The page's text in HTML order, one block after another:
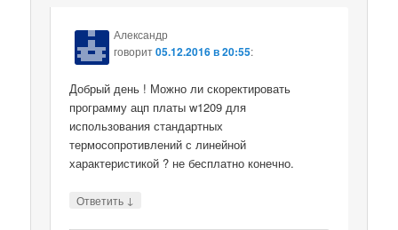
Александр
говорит05.12.2016 в 20:55:
Добрый день ! Можно ли скоректировать
программу ацп платы w1209 для
использования стандартных
термосопротивлений с линейной
характеристикой ? не бесплатно конечно.
Ответить ↓